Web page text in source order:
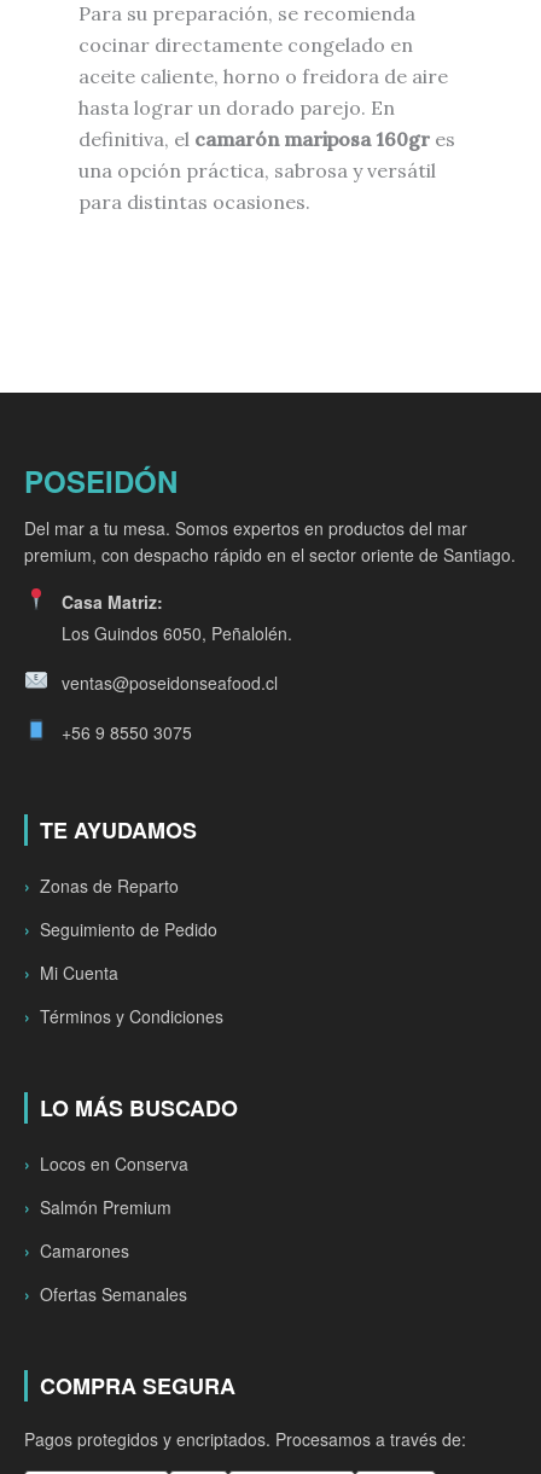
Para su preparación, se recomienda
cocinar directamente congelado en
aceite caliente, horno o freidora de aire
hasta lograr un dorado parejo. En
definitiva, el camarón mariposa 160gr es
una opción práctica, sabrosa y versátil
para distintas ocasiones.
POSEIDÓN
Del mar a tu mesa. Somos expertos en productos del mar
premium, con despacho rápido en el sector oriente de Santiago.
Casa Matriz:
Los Guindos 6050, Peñalolén.
ventas@poseidonseafood.cl
+56 9 8550 3075
TE AYUDAMOS
Zonas de Reparto
Seguimiento de Pedido
Mi Cuenta
Términos y Condiciones
LO MÁS BUSCADO
Locos en Conserva
Salmón Premium
Camarones
Ofertas Semanales
COMPRA SEGURA
Pagos protegidos y encriptados. Procesamos a través de: